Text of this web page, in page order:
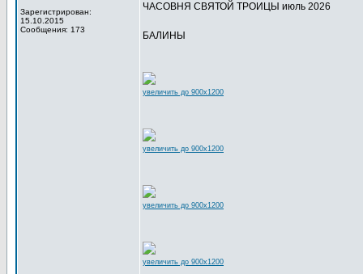
Зарегистрирован:
15.10.2015
Сообщения: 173
ЧАСОВНЯ СВЯТОЙ ТРОИЦЫ июль 2026
БАЛИНЫ
увеличить до 900x1200
увеличить до 900x1200
увеличить до 900x1200
увеличить до 900x1200